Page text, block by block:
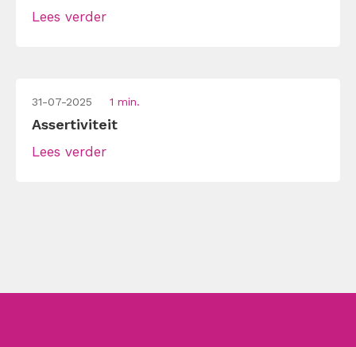
Lees verder
31-07-2025 1 min.
Assertiviteit
Lees verder